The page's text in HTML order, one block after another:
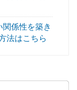
関係性を築き
法はこちら